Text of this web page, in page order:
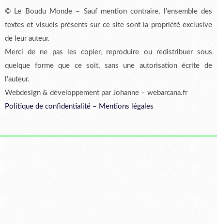
© Le Boudu Monde – Sauf mention contraire, l’ensemble des
textes et visuels présents sur ce site sont la propriété exclusive
de leur auteur.
Merci de ne pas les copier, reproduire ou redistribuer sous
quelque forme que ce soit, sans une autorisation écrite de
l’auteur.
Webdesign & développement par Johanne – webarcana.fr
Politique de confidentialité – Mentions légales